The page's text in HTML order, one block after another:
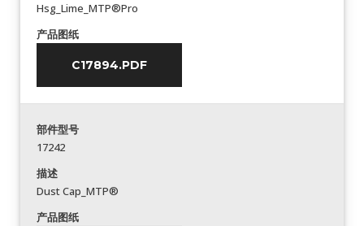
Hsg_Lime_MTP®Pro
产品图纸
C17894.PDF
部件型号
17242
描述
Dust Cap_MTP®
产品图纸